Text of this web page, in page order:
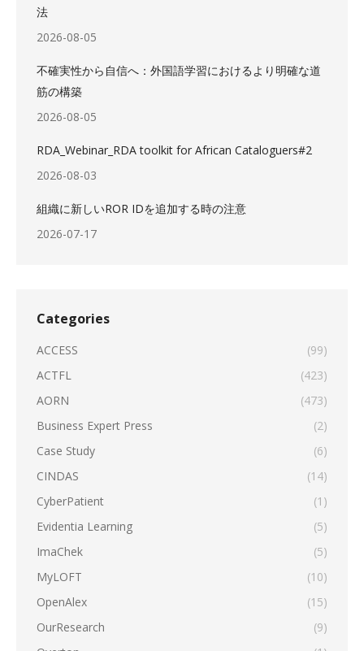
法
2026-08-05
不確実性から自信へ：外国語学習におけるより明確な道
筋の構築
2026-08-05
RDA_Webinar_RDA toolkit for African Cataloguers#2
2026-08-03
組織に新しいROR IDを追加する時の注意
2026-07-17
Categories
ACCESS
(99)
ACTFL
(423)
AORN
(473)
Business Expert Press
(2)
Case Study
(6)
CINDAS
(14)
CyberPatient
(1)
Evidentia Learning
(5)
ImaChek
(5)
MyLOFT
(10)
OpenAlex
(15)
OurResearch
(9)